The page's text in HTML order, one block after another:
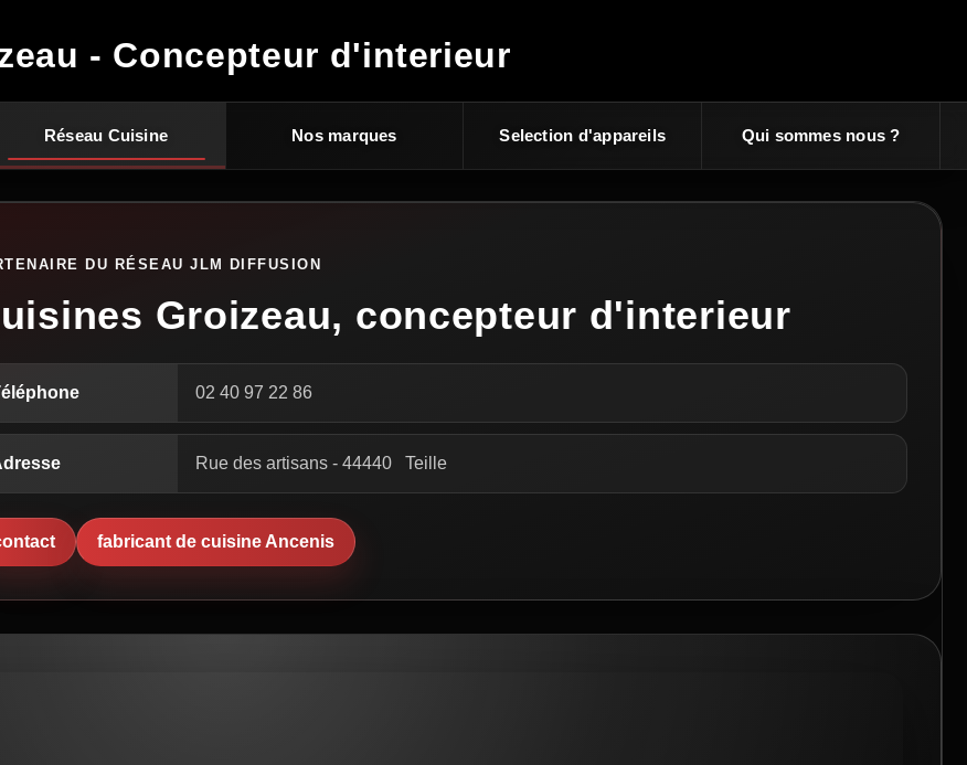
- Concepteur d'interieur
DU RÉSEAU JLM DIFFUSION
Groizeau, concepteur d'interieur
02 40 97 22 86
Rue des artisans -44440 Teille
fabricant de cuisine Ancenis
Réseau Cuisine Nos marques Selection d'appareils Qui sommes nous ?